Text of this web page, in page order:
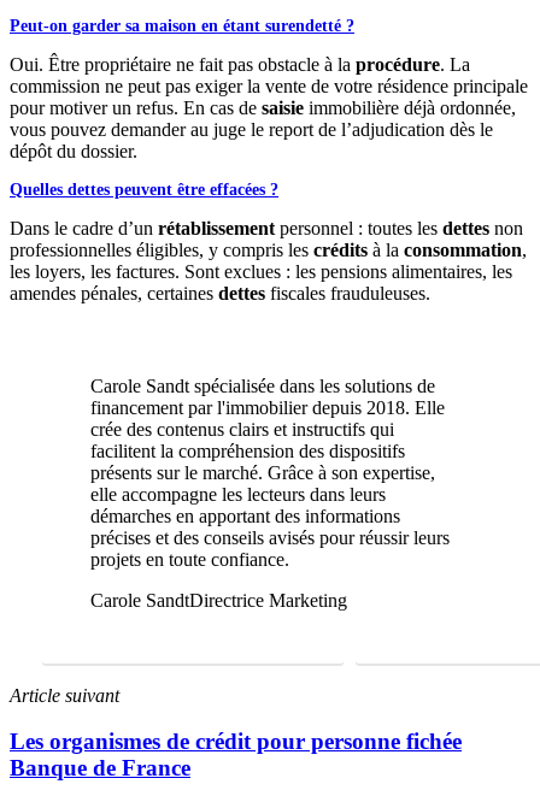
Peut-on garder sa maison en étant surendetté ?
Oui. Être propriétaire ne fait pas obstacle à la procédure. La
commission ne peut pas exiger la vente de votre résidence principale
pour motiver un refus. En cas de saisie immobilière déjà ordonnée,
vous pouvez demander au juge le report de l’adjudication dès le
dépôt du dossier.
Quelles dettes peuvent être effacées ?
Dans le cadre d’un rétablissement personnel : toutes les dettes non
professionnelles éligibles, y compris les crédits à la consommation,
les loyers, les factures. Sont exclues : les pensions alimentaires, les
amendes pénales, certaines dettes fiscales frauduleuses.
Carole Sandt spécialisée dans les solutions de
financement par l'immobilier depuis 2018. Elle
crée des contenus clairs et instructifs qui
facilitent la compréhension des dispositifs
présents sur le marché. Grâce à son expertise,
elle accompagne les lecteurs dans leurs
démarches en apportant des informations
précises et des conseils avisés pour réussir leurs
projets en toute confiance.
Carole SandtDirectrice Marketing
Article suivant
Les organismes de crédit pour personne fichée
Banque de France